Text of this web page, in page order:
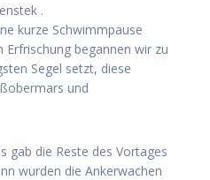
.
kurze Schwimmpause
Erfrischung begannen wir zu
Segel setzt, diese
und
gab die Reste des Vortages
wurden die Ankerwachen